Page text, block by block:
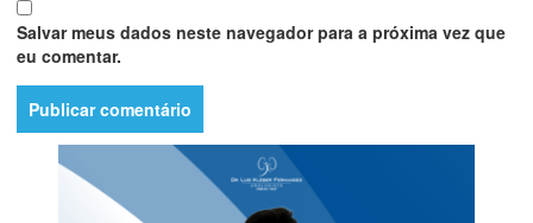
Salvar meus dados neste navegador para a próxima vez que
eu comentar.